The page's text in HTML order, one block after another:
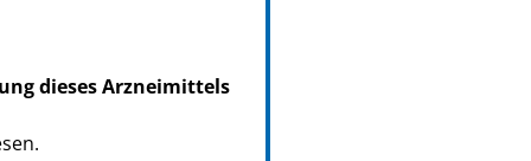
dieses Arzneimittels